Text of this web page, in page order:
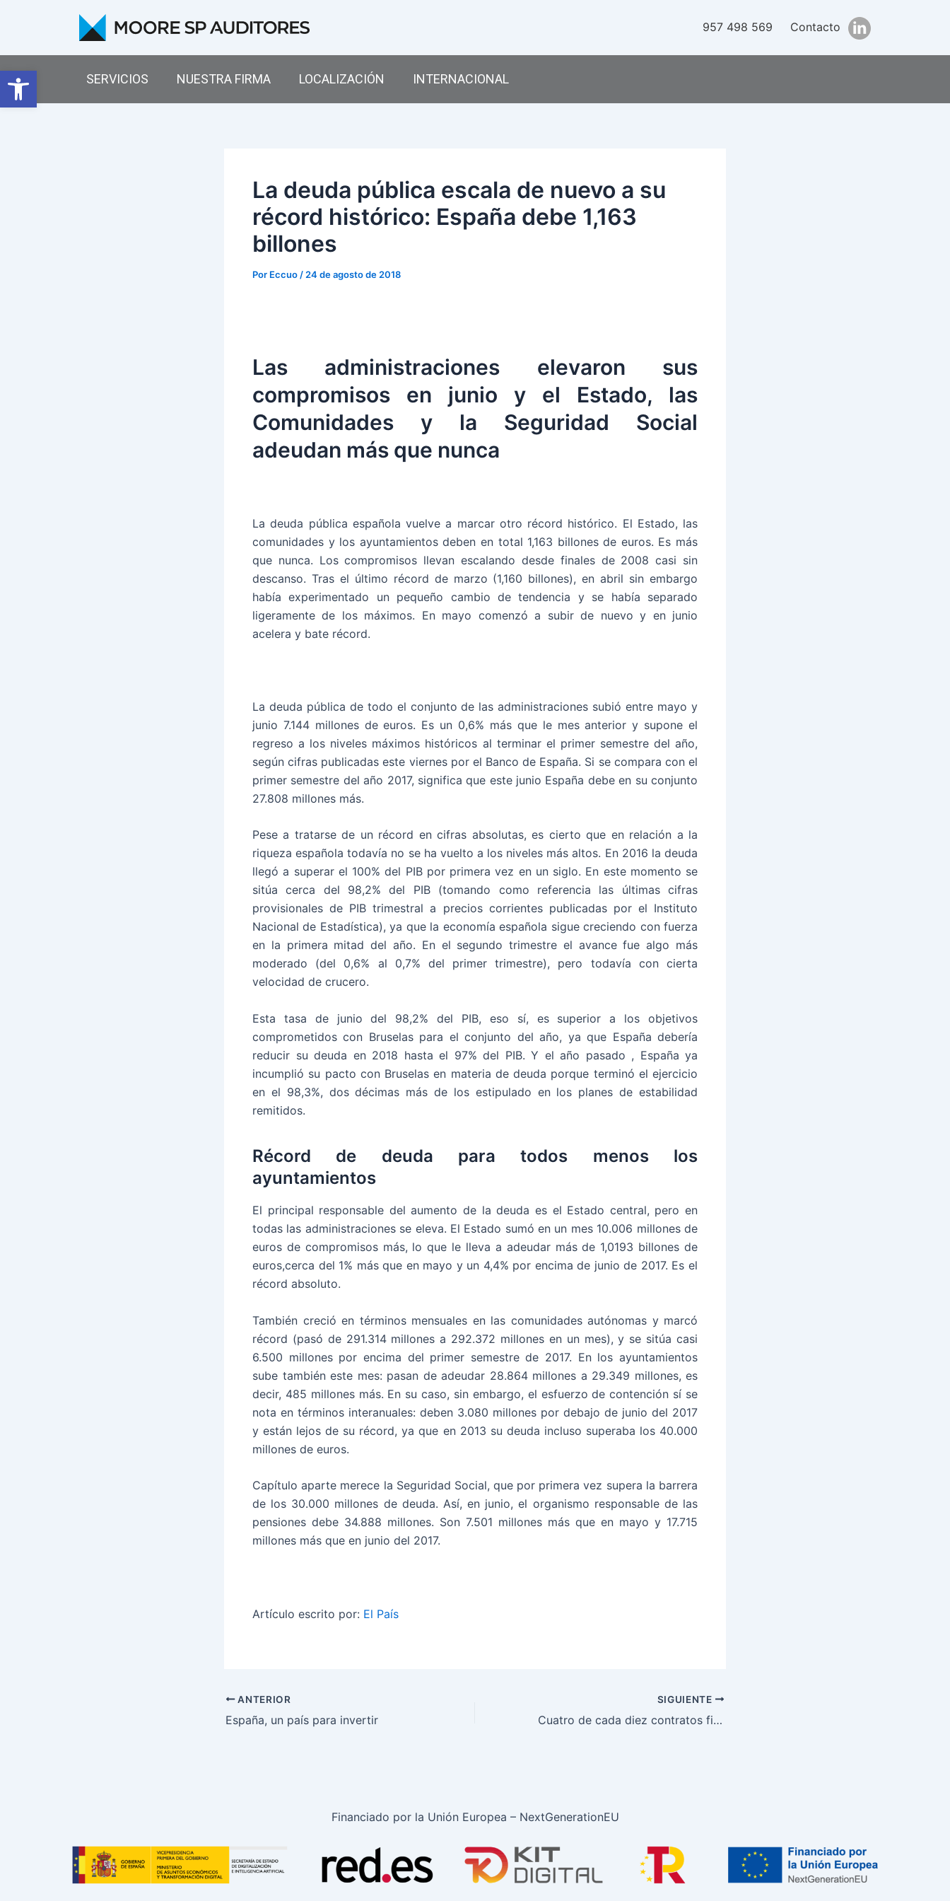
Abrir barra de herramientas
957 498 569 Contacto
SERVICIOS NUESTRA FIRMA LOCALIZACIÓN INTERNACIONAL
La deuda pública escala de nuevo a su
récord histórico: España debe 1,163
billones
Por Eccuo / 24 de agosto de 2018
Las administraciones elevaron sus
compromisos en junio y el Estado, las
Comunidades y la Seguridad Social
adeudan más que nunca
La deuda pública española vuelve a marcar otro récord histórico. El Estado, las
comunidades y los ayuntamientos deben en total 1,163 billones de euros. Es más
que nunca. Los compromisos llevan escalando desde finales de 2008 casi sin
descanso. Tras el último récord de marzo (1,160 billones), en abril sin embargo
había experimentado un pequeño cambio de tendencia y se había separado
ligeramente de los máximos. En mayo comenzó a subir de nuevo y en junio
acelera y bate récord.
La deuda pública de todo el conjunto de las administraciones subió entre mayo y
junio 7.144 millones de euros. Es un 0,6% más que le mes anterior y supone el
regreso a los niveles máximos históricos al terminar el primer semestre del año,
según cifras publicadas este viernes por el Banco de España. Si se compara con el
primer semestre del año 2017, significa que este junio España debe en su conjunto
27.808 millones más.
Pese a tratarse de un récord en cifras absolutas, es cierto que en relación a la
riqueza española todavía no se ha vuelto a los niveles más altos. En 2016 la deuda
llegó a superar el 100% del PIB por primera vez en un siglo. En este momento se
sitúa cerca del 98,2% del PIB (tomando como referencia las últimas cifras
provisionales de PIB trimestral a precios corrientes publicadas por el Instituto
Nacional de Estadística), ya que la economía española sigue creciendo con fuerza
en la primera mitad del año. En el segundo trimestre el avance fue algo más
moderado (del 0,6% al 0,7% del primer trimestre), pero todavía con cierta
velocidad de crucero.
Esta tasa de junio del 98,2% del PIB, eso sí, es superior a los objetivos
comprometidos con Bruselas para el conjunto del año, ya que España debería
reducir su deuda en 2018 hasta el 97% del PIB. Y el año pasado , España ya
incumplió su pacto con Bruselas en materia de deuda porque terminó el ejercicio
en el 98,3%, dos décimas más de los estipulado en los planes de estabilidad
remitidos.
Récord de deuda para todos menos los
ayuntamientos
El principal responsable del aumento de la deuda es el Estado central, pero en
todas las administraciones se eleva. El Estado sumó en un mes 10.006 millones de
euros de compromisos más, lo que le lleva a adeudar más de 1,0193 billones de
euros,cerca del 1% más que en mayo y un 4,4% por encima de junio de 2017. Es el
récord absoluto.
También creció en términos mensuales en las comunidades autónomas y marcó
récord (pasó de 291.314 millones a 292.372 millones en un mes), y se sitúa casi
6.500 millones por encima del primer semestre de 2017. En los ayuntamientos
sube también este mes: pasan de adeudar 28.864 millones a 29.349 millones, es
decir, 485 millones más. En su caso, sin embargo, el esfuerzo de contención sí se
nota en términos interanuales: deben 3.080 millones por debajo de junio del 2017
y están lejos de su récord, ya que en 2013 su deuda incluso superaba los 40.000
millones de euros.
Capítulo aparte merece la Seguridad Social, que por primera vez supera la barrera
de los 30.000 millones de deuda. Así, en junio, el organismo responsable de las
pensiones debe 34.888 millones. Son 7.501 millones más que en mayo y 17.715
millones más que en junio del 2017.
Artículo escrito por: El País
de
ANTERIOR
España, un país para invertir
SIGUIENTE
Cuatro de cada diez contratos firmados en julio tenían una duración igual o inferior a un mes
Financiado por la Unión Europea – NextGenerationEU